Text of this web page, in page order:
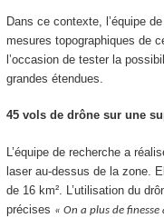
Dans ce contexte, l’équipe
mesures topographiques de
l’occasion de tester la
grandes étendues.
45 vols de drône sur une
L’équipe de recherche a
laser au-dessus de la zone.
de 16 km². L’utilisation du
précises « On a plus de finesse